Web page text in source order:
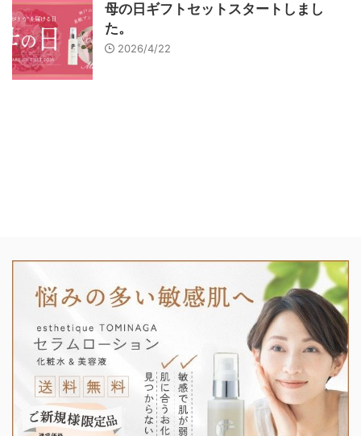
母の日ギフトセットスタートしまし
た。
2026/4/22